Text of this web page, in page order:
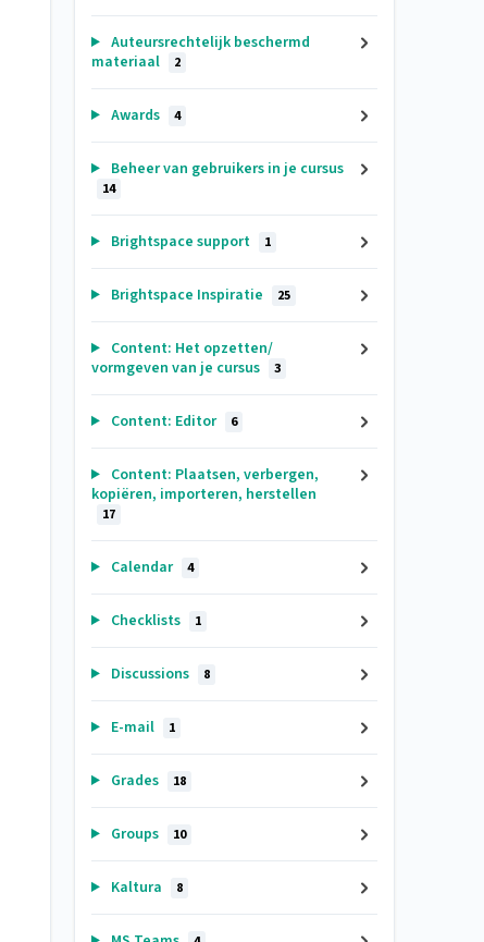
Auteursrechtelijk beschermd
materiaal
2
Awards 4
Beheer van gebruikers in je cursus
14
Brightspace support 1
Brightspace Inspiratie 25
Content: Het opzetten/
vormgeven van je cursus
3
Content: Editor 6
Content: Plaatsen, verbergen,
kopiëren, importeren, herstellen
17
Calendar 4
Checklists 1
Discussions 8
E-mail 1
Grades 18
Groups 10
Kaltura 8